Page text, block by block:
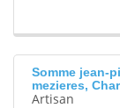
Somme jean-
mezieres,
Artisan